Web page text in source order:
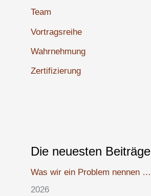
Team
Vortragsreihe
Wahrnehmung
Zertifizierung
Die neuesten Beiträge
Was wir ein Problem nennen …
2026